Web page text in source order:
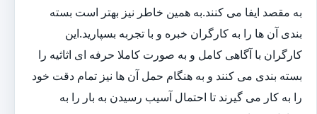
به مقصد ایفا می کنند.به همین خاطر نیز بهتر است بسته
بندی آن ها را به کارگران خبره و با تجربه بسپارید.این
کارگران با آگاهی کامل و به صورت کاملا حرفه ای اثاثیه را
بسته بندی می کنند و به هنگام حمل آن ها نیز تمام دقت خود
را به کار می گیرند تا احتمال آسیب رسیدن به بار را به